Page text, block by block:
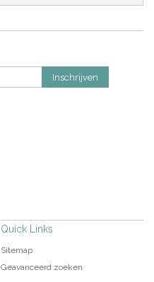
Inschrijven
Quick Links
Sitemap
Geavanceerd zoeken